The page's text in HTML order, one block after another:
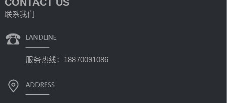
联系我们
服务热线：18870091086